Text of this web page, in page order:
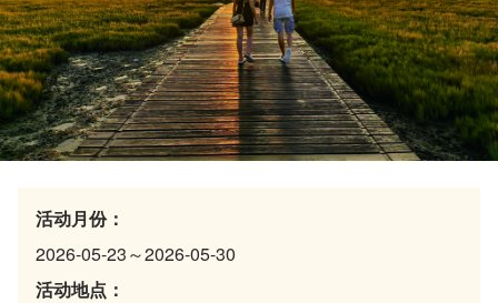
活动月份：
2026-05-23～2026-05-30
活动地点：